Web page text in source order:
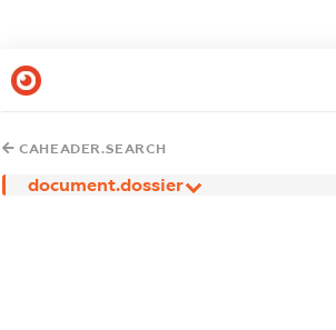
CAHEADER.SEARCH
document.dossier